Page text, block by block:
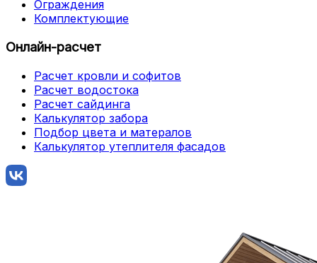
Ограждения
Комплектующие
Онлайн-расчет
Расчет кровли и софитов
Расчет водостока
Расчет сайдинга
Калькулятор забора
Подбор цвета и матералов
Калькулятор утеплителя фасадов